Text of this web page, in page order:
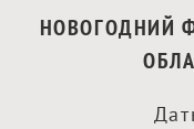
НОВОГОДНИЙ